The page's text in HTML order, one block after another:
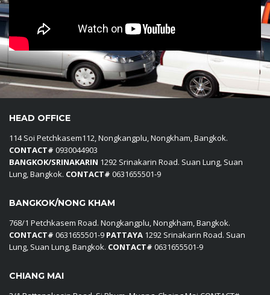
HEAD OFFICE
114 Soi Petchkasem112, Nongkangplu, Nongkham, Bangkok.
CONTACT# 0930044903
BANGKOK/SRINAKARIN 1292 Srinakarin Road. Suan Lung, Suan
Lung, Bangkok. CONTACT# 0631655501-9
BANGKOK/NONG KHAM
768/1 Petchkasem Road. Nongkangplu, Nongkham, Bangkok.
CONTACT# 0631655501-9 PATTAYA 1292 Srinakarin Road. Suan
Lung, Suan Lung, Bangkok. CONTACT# 0631655501-9
CHIANG MAI